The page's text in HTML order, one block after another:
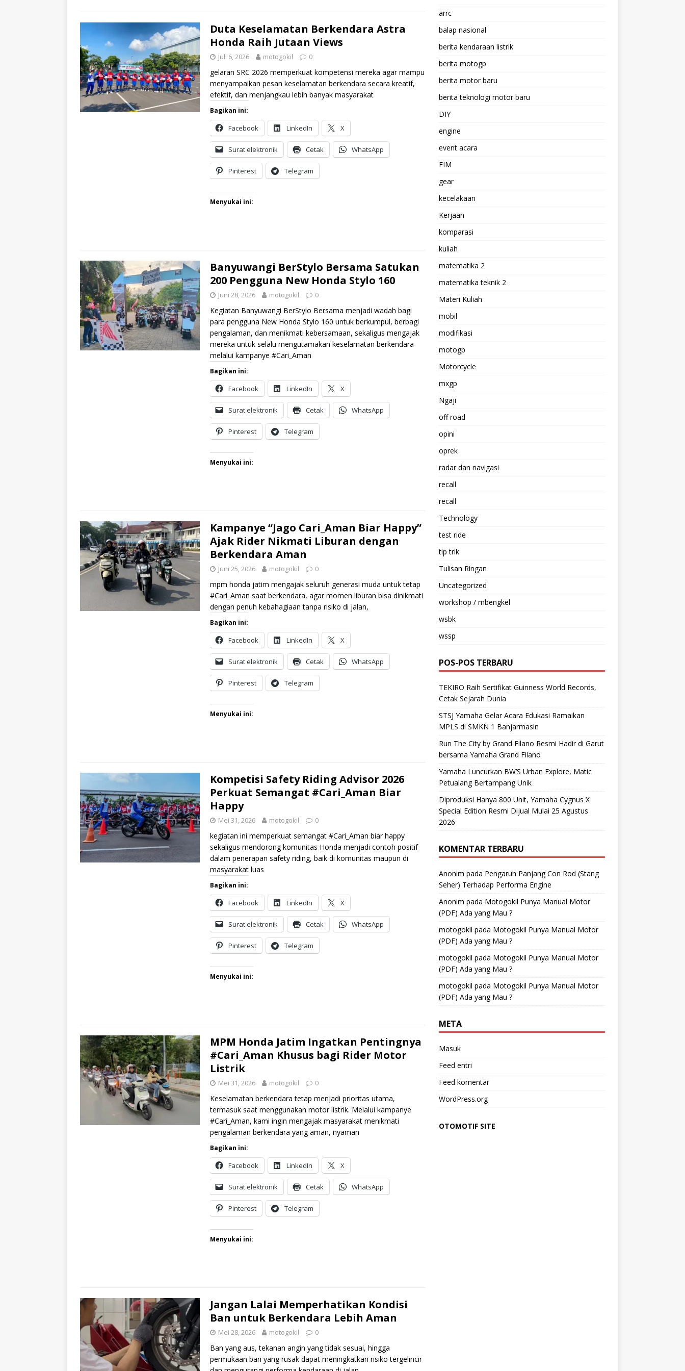
Duta Keselamatan Berkendara Astra
Honda Raih Jutaan Views
Juli 6, 2026 motogokil 0
gelaran SRC 2026 memperkuat kompetensi mereka agar mampu
menyampaikan pesan keselamatan berkendara secara kreatif,
efektif, dan menjangkau lebih banyak masyarakat
Bagikan ini:
Facebook LinkedIn X
Surat elektronik Cetak WhatsApp
Pinterest Telegram
Menyukai ini:
Banyuwangi BerStylo Bersama Satukan
200 Pengguna New Honda Stylo 160
Juni 28, 2026 motogokil 0
Kegiatan Banyuwangi BerStylo Bersama menjadi wadah bagi
para pengguna New Honda Stylo 160 untuk berkumpul, berbagi
pengalaman, dan menikmati kebersamaan, sekaligus mengajak
mereka untuk selalu mengutamakan keselamatan berkendara
melalui kampanye #Cari_Aman
Bagikan ini:
Facebook LinkedIn X
Surat elektronik Cetak WhatsApp
Pinterest Telegram
Menyukai ini:
Kampanye “Jago Cari_Aman Biar Happy”
Ajak Rider Nikmati Liburan dengan
Berkendara Aman
Juni 25, 2026 motogokil 0
mpm honda jatim mengajak seluruh generasi muda untuk tetap
#Cari_Aman saat berkendara, agar momen liburan bisa dinikmati
dengan penuh kebahagiaan tanpa risiko di jalan,
Bagikan ini:
Facebook LinkedIn X
Surat elektronik Cetak WhatsApp
Pinterest Telegram
Menyukai ini:
Kompetisi Safety Riding Advisor 2026
Perkuat Semangat #Cari_Aman Biar
Happy
Mei 31, 2026 motogokil 0
kegiatan ini memperkuat semangat #Cari_Aman biar happy
sekaligus mendorong komunitas Honda menjadi contoh positif
dalam penerapan safety riding, baik di komunitas maupun di
masyarakat luas
Bagikan ini:
Facebook LinkedIn X
Surat elektronik Cetak WhatsApp
Pinterest Telegram
Menyukai ini:
MPM Honda Jatim Ingatkan Pentingnya
#Cari_Aman Khusus bagi Rider Motor
Listrik
Mei 31, 2026 motogokil 0
Keselamatan berkendara tetap menjadi prioritas utama,
termasuk saat menggunakan motor listrik. Melalui kampanye
#Cari_Aman, kami ingin mengajak masyarakat menikmati
pengalaman berkendara yang aman, nyaman
Bagikan ini:
Facebook LinkedIn X
Surat elektronik Cetak WhatsApp
Pinterest Telegram
Menyukai ini:
Jangan Lalai Memperhatikan Kondisi
Ban untuk Berkendara Lebih Aman
Mei 28, 2026 motogokil 0
Ban yang aus, tekanan angin yang tidak sesuai, hingga
permukaan ban yang rusak dapat meningkatkan risiko tergelincir
arrc
balap nasional
berita kendaraan listrik
berita motogp
berita motor baru
berita teknologi motor baru
DIY
engine
event acara
FIM
gear
kecelakaan
Kerjaan
komparasi
kuliah
matematika 2
matematika teknik 2
Materi Kuliah
mobil
modifikasi
motogp
Motorcycle
mxgp
Ngaji
off road
opini
oprek
radar dan navigasi
recall
recall
Technology
test ride
tip trik
Tulisan Ringan
Uncategorized
workshop / mbengkel
wsbk
wssp
POS-POS TERBARU
TEKIRO Raih Sertifikat Guinness World Records,
Cetak Sejarah Dunia
STSJ Yamaha Gelar Acara Edukasi Ramaikan
MPLS di SMKN 1 Banjarmasin
Run The City by Grand Filano Resmi Hadir di Garut
bersama Yamaha Grand Filano
Yamaha Luncurkan BW’S Urban Explore, Matic
Petualang Bertampang Unik
Diproduksi Hanya 800 Unit, Yamaha Cygnus X
Special Edition Resmi Dijual Mulai 25 Agustus
2026
KOMENTAR TERBARU
Anonim pada Pengaruh Panjang Con Rod (Stang
Seher) Terhadap Performa Engine
Anonim pada Motogokil Punya Manual Motor
(PDF) Ada yang Mau ?
motogokil pada Motogokil Punya Manual Motor
(PDF) Ada yang Mau ?
motogokil pada Motogokil Punya Manual Motor
(PDF) Ada yang Mau ?
motogokil pada Motogokil Punya Manual Motor
(PDF) Ada yang Mau ?
META
Masuk
Feed entri
Feed komentar
WordPress.org
OTOMOTIF SITE